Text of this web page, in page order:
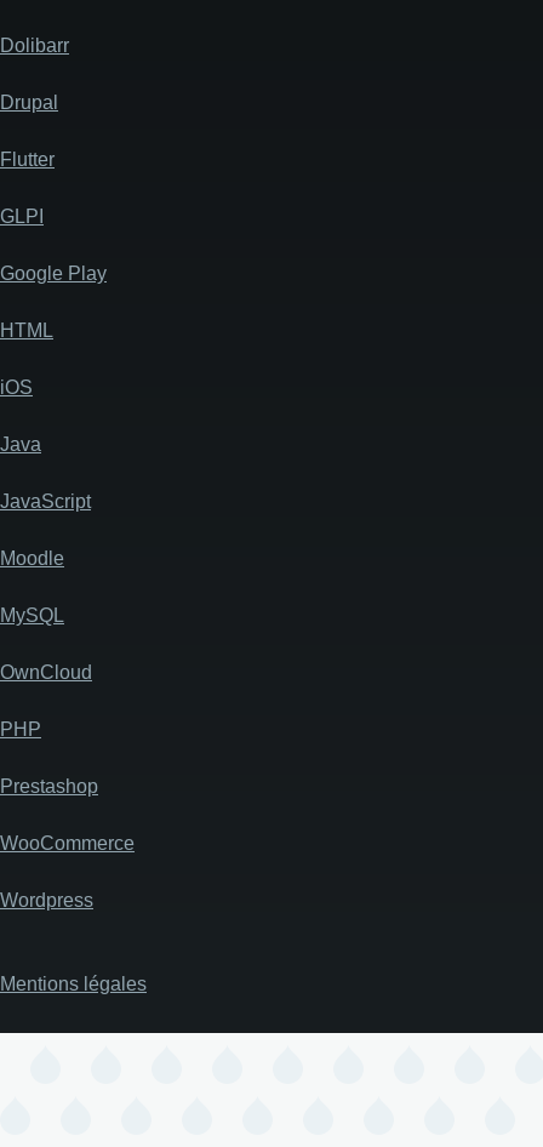
Dolibarr
Drupal
Flutter
GLPI
Google Play
HTML
iOS
Java
JavaScript
Moodle
MySQL
OwnCloud
PHP
Prestashop
WooCommerce
Wordpress
Pied
page
Mentions légales